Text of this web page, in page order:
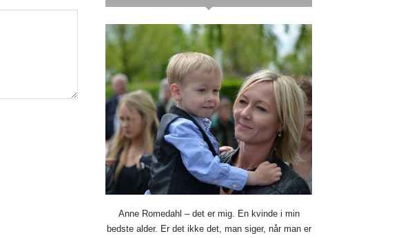
Anne Romedahl – det er mig. En kvinde i min
bedste alder. Er det ikke det, man siger, når man er